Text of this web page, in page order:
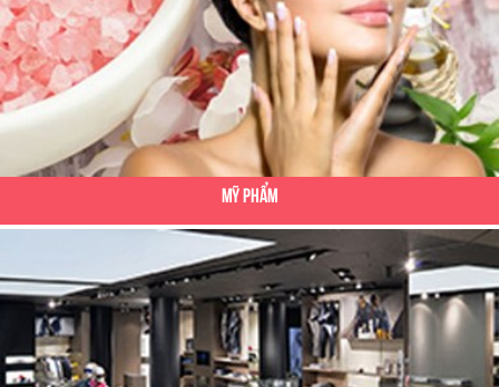
Mỹ Phẩm